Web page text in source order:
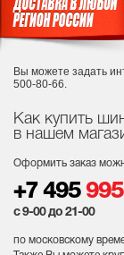
Как купить
в нашем
Оформить заказ
+7 495
с 9-00 до 21-00
по московскому
Вы можете задать
500-80-66.